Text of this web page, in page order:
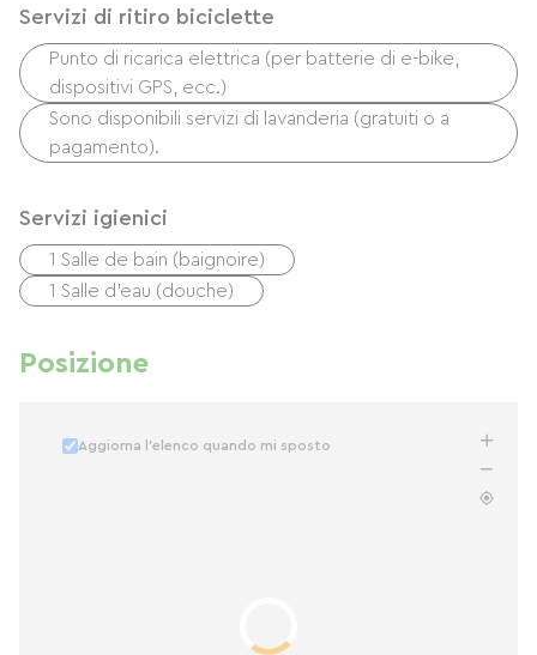
Servizi di ritiro biciclette
Punto di ricarica elettrica (per batterie di e-bike,
dispositivi GPS, ecc.)
Sono disponibili servizi di lavanderia (gratuiti o a
pagamento).
Servizi igienici
1 Salle de bain (baignoire)
1 Salle d'eau (douche)
Posizione
Aggiorna l'elenco quando mi sposto